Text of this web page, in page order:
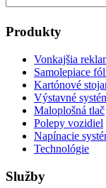
Produkty
Vonkajšia
Samolepiace
Kartónové
Výstavné
Maloplošná tlač
Polepy vozidiel
Napínacie
Technológie
Služby